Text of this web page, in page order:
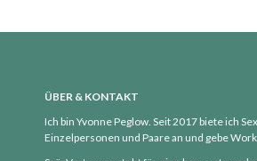
ÜBER & KONTAKT
Ich bin Yvonne Peglow. Seit 2017 biete ich
Einzelpersonen und Paare an und gebe